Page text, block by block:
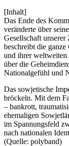
[Inhalt]
Das Ende des
veränderte über
Gesellschaft
beschreibt die
und ihrer
über die
Nationalgefühl und
Das sowjetische
bröckeln. Mit dem
– bankrott,
ehemaligen
im Spannungsfeld
nach nationalen
(Quelle: polyband)